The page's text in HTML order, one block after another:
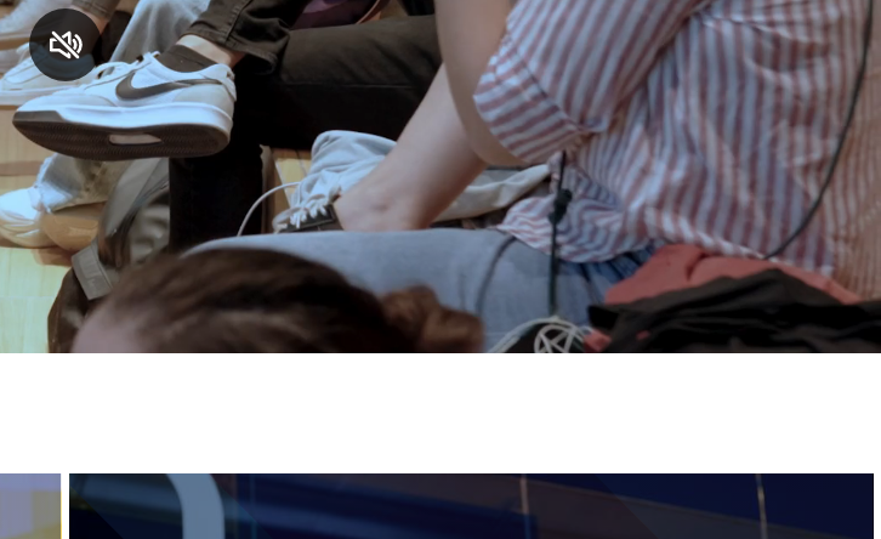
Servizi e accessibilità
Contatti
Biglietti
Immagine